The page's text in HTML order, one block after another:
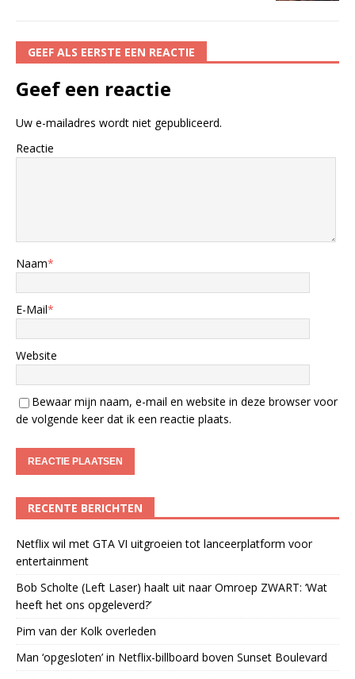
GEEF ALS EERSTE EEN REACTIE
Geef een reactie
Uw e-mailadres wordt niet gepubliceerd.
Reactie
Naam*
E-Mail*
Website
Bewaar mijn naam, e-mail en website in deze browser voor
de volgende keer dat ik een reactie plaats.
RECENTE BERICHTEN
Netflix wil met GTA VI uitgroeien tot lanceerplatform voor
entertainment
Bob Scholte (Left Laser) haalt uit naar Omroep ZWART: ‘Wat
heeft het ons opgeleverd?’
Pim van der Kolk overleden
Man ‘opgesloten’ in Netflix-billboard boven Sunset Boulevard